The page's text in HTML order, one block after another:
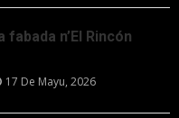
fabada n’El Rincón
17 De Mayu, 2026